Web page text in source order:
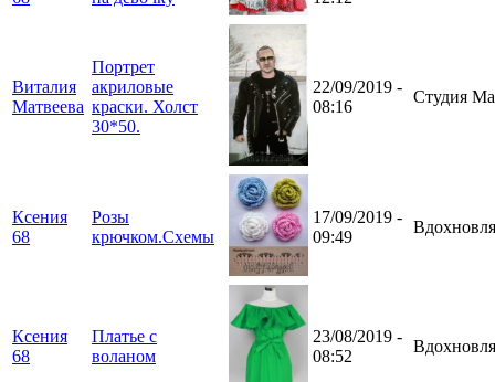
Виталия
Матвеева
Портрет
акриловые
краски. Холст
30*50.
22/09/2019 -
08:16
Студия
Ксения
68
Розы
крючком.Схемы
17/09/2019 -
09:49
Ксения
68
Платье с
воланом
23/08/2019 -
08:52